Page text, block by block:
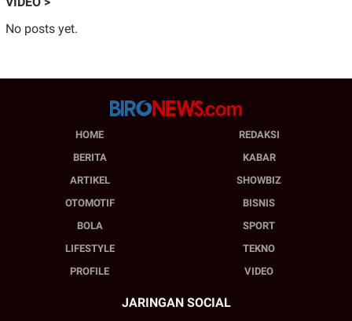
No posts yet.
HOME
REDAKSI
BERITA
KABAR
ARTIKEL
SHOWBIZ
OTOMOTIF
BISNIS
BOLA
SPORT
LIFESTYLE
TEKNO
PROFILE
VIDEO
JARINGAN SOCIAL